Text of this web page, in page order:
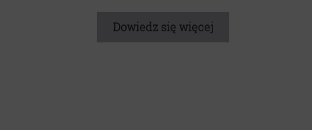
Dowiedz się więcej